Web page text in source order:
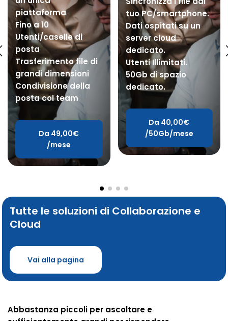
piattaforma.
Fino a 10
Utenti/caselle di
posta
Trasferimento file di
grandi dimensioni
Condivisione della
posta col team
Da 49,00€
/mese
tuo PC/smartphone.
Dati ospitati su un
server cloud
dedicato.
Utenti Illimitati.
50Gb di spazio
dedicato.
Da 40,00€
/50Gb/mese
Tutte le soluzioni di Collaborazione e
Cloud
Vai alla pagina
Abbastanza piccoli per ascoltare e